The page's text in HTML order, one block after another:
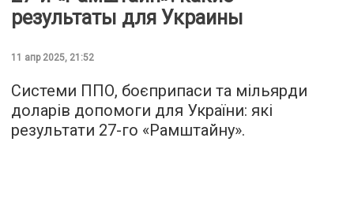
результаты для Украины
11 апр 2025, 21:52
Системи ППО, боєприпаси та мільярди
доларів допомоги для України: які
результати 27-го «Рамштайну».